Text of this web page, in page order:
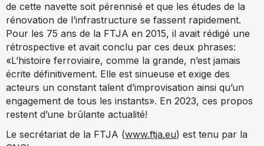
de cette navette soit pérennisé et que les études de la
rénovation de l’infrastructure se fassent rapidement.
Pour les 75 ans de la FTJA en 2015, il avait rédigé une
rétrospective et avait conclu par ces deux phrases:
«L’histoire ferroviaire, comme la grande, n’est jamais
écrite définitivement. Elle est sinueuse et exige des
acteurs un constant talent d’improvisation ainsi qu’un
engagement de tous les instants». En 2023, ces propos
restent d’une brûlante actualité!
Le secrétariat de la FTJA (www.ftja.eu) est tenu par la